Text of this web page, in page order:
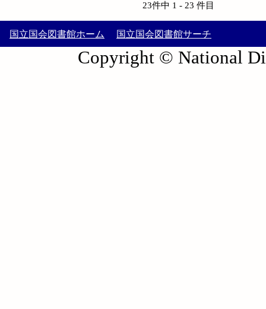
23件中 1 - 23 件目
国立国会図書館ホーム 国立国会図書館サーチ
Copyright © National